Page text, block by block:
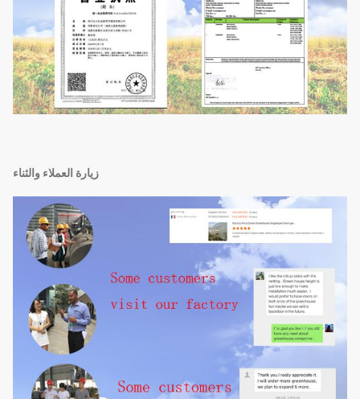
زيارة العملاء والثناء